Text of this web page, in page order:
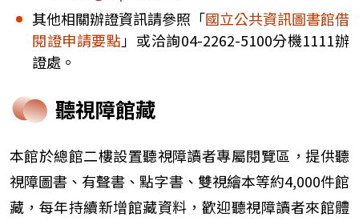
其他相關辦證資訊請參照「國立公共資訊圖書館借
閱證申請要點 」或洽詢04-2262-5100分機1111辦
證處。
聽視障館藏
本館於總館二樓設置聽視障讀者專屬閱覽區，提供聽
視障圖書、有聲書、點字書、雙視繪本等約4,000件館
藏，每年持續新增館藏資料，歡迎聽視障讀者來館體